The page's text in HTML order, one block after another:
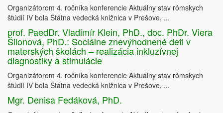
Organizátorom 4. ročníka konferencie Aktuálny stav rómskych
štúdií IV bola Štátna vedecká knižnica v Prešove, ...
prof. PaedDr. Vladimír Klein, PhD., doc. PhDr. Viera
Šilonová, PhD.: Sociálne znevýhodnené deti v
materských školách – realizácia inkluzívnej
diagnostiky a stimulácie
Organizátorom 4. ročníka konferencie Aktuálny stav rómskych
štúdií IV bola Štátna vedecká knižnica v Prešove, ...
Mgr. Denisa Fedáková, PhD.